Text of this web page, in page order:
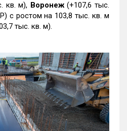
кв. м), Воронеж(+107,6 тыс.
с ростом на 103,8 тыс. кв. м
тыс. кв. м).